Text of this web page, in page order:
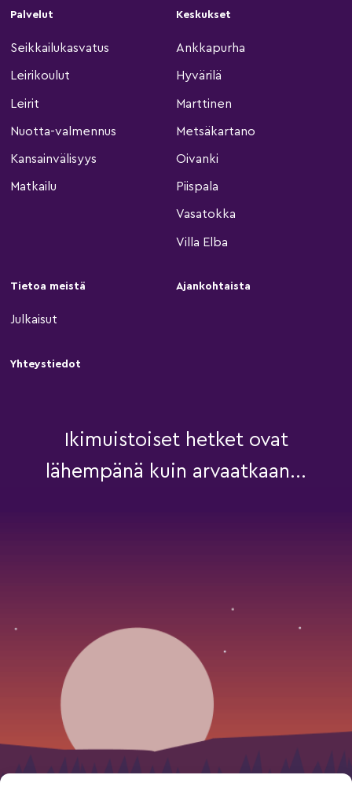
Palvelut
Seikkailukasvatus
Leirikoulut
Leirit
Nuotta-valmennus
Kansainvälisyys
Matkailu
Keskukset
Ankkapurha
Hyvärilä
Marttinen
Metsäkartano
Oivanki
Piispala
Vasatokka
Villa Elba
Tietoa meistä
Julkaisut
Ajankohtaista
Yhteystiedot
Ikimuistoiset hetket ovat
lähempänä kuin arvaatkaan...